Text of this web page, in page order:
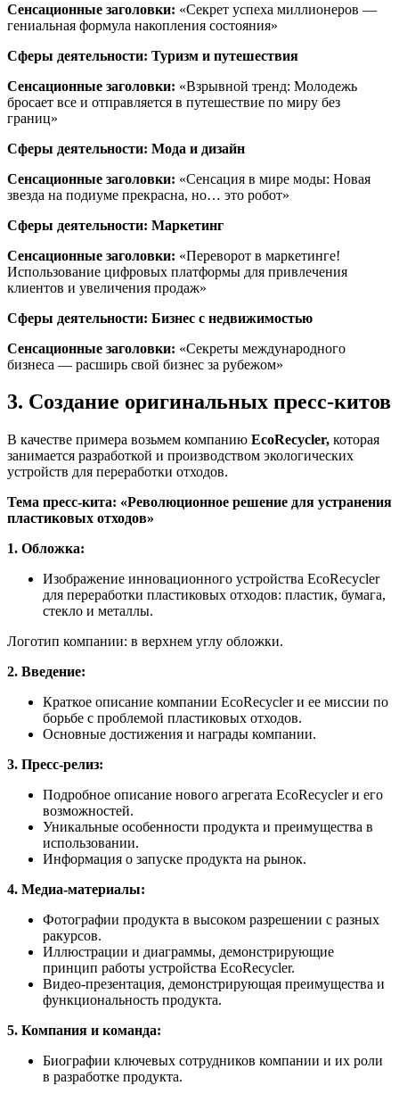
Сенсационные заголовки: «Секрет успеха миллионеров —
гениальная формула накопления состояния»
Сферы деятельности: Туризм и путешествия
Сенсационные заголовки: «Взрывной тренд: Молодежь
бросает все и отправляется в путешествие по миру без
границ»
Сферы деятельности: Мода и дизайн
Сенсационные заголовки: «Сенсация в мире моды: Новая
звезда на подиуме прекрасна, но… это робот»
Сферы деятельности: Маркетинг
Сенсационные заголовки: «Переворот в маркетинге!
Использование цифровых платформы для привлечения
клиентов и увеличения продаж»
Сферы деятельности: Бизнес с недвижимостью
Сенсационные заголовки: «Секреты международного
бизнеса — расширь свой бизнес за рубежом»
3. Создание оригинальных пресс-китов
В качестве примера возьмем компанию EcoRecycler, которая
занимается разработкой и производством экологических
устройств для переработки отходов.
Тема пресс-кита: «Революционное решение для устранения
пластиковых отходов»
1. Обложка:
Изображение инновационного устройства EcoRecycler
для переработки пластиковых отходов: пластик, бумага,
стекло и металлы.
Логотип компании: в верхнем углу обложки.
2. Введение:
Краткое описание компании EcoRecycler и ее миссии по
борьбе с проблемой пластиковых отходов.
Основные достижения и награды компании.
3. Пресс-релиз:
Подробное описание нового агрегата EcoRecycler и его
возможностей.
Уникальные особенности продукта и преимущества в
использовании.
Информация о запуске продукта на рынок.
4. Медиа-материалы:
Фотографии продукта в высоком разрешении с разных
ракурсов.
Иллюстрации и диаграммы, демонстрирующие
принцип работы устройства EcoRecycler.
Видео-презентация, демонстрирующая преимущества и
функциональность продукта.
5. Компания и команда:
Биографии ключевых сотрудников компании и их роли
в разработке продукта.